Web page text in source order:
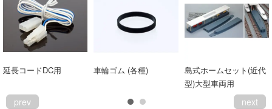
延長コードDC用 車輪ゴム (各種)
島式ホームセット(近代
型)大型車両用
prev next